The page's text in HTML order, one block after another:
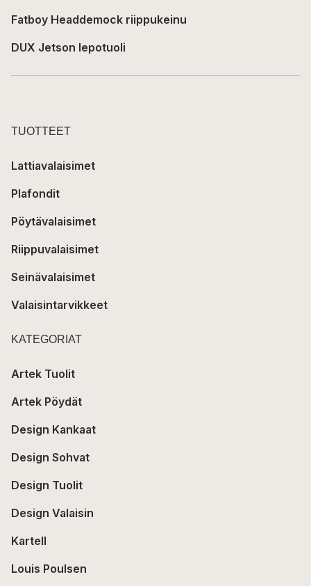
Fatboy Headdemock riippukeinu
DUX Jetson lepotuoli
TUOTTEET
Lattiavalaisimet
Plafondit
Pöytävalaisimet
Riippuvalaisimet
Seinävalaisimet
Valaisintarvikkeet
KATEGORIAT
Artek Tuolit
Artek Pöydät
Design Kankaat
Design Sohvat
Design Tuolit
Design Valaisin
Kartell
Louis Poulsen